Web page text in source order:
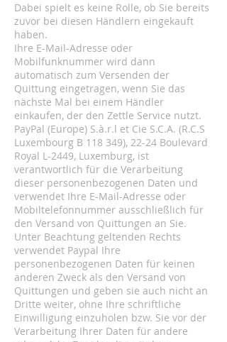
Dabei spielt es keine Rolle, ob Sie bereits
zuvor bei diesen Händlern eingekauft
haben.
Ihre E-Mail-Adresse oder
Mobilfunknummer wird dann
automatisch zum Versenden der
Quittung eingetragen, wenn Sie das
nächste Mal bei einem Händler
einkaufen, der den Zettle Service nutzt.
PayPal (Europe) S.à.r.l et Cie S.C.A. (R.C.S
Luxembourg B 118 349), 22-24 Boulevard
Royal L-2449, Luxemburg, ist
verantwortlich für die Verarbeitung
dieser personenbezogenen Daten und
verwendet Ihre E-Mail-Adresse oder
Mobiltelefonnummer ausschließlich für
den Versand von Quittungen an Sie.
Unter Beachtung geltenden Rechts
verwendet Paypal Ihre
personenbezogenen Daten für keinen
anderen Zweck als den Versand von
Quittungen und geben sie auch nicht an
Dritte weiter, ohne Ihre schriftliche
Einwilligung einzuholen bzw. Sie vor der
Verarbeitung Ihrer Daten für andere